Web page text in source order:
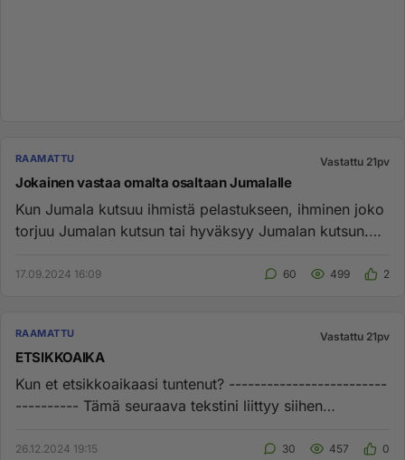
RAAMATTU Vastattu 21pv
Jokainen vastaa omalta osaltaan Jumalalle
Kun Jumala kutsuu ihmistä pelastukseen, ihminen joko
torjuu Jumalan kutsun tai hyväksyy Jumalan kutsun.
17.09.2024 16:09 60 499 2
RAAMATTU Vastattu 21pv
ETSIKKOAIKA
Kun et etsikkoaikaasi tuntenut? -------------------------
---------- Tämä seuraava tekstini liittyy siihen
26.12.2024 19:15 30 457 0